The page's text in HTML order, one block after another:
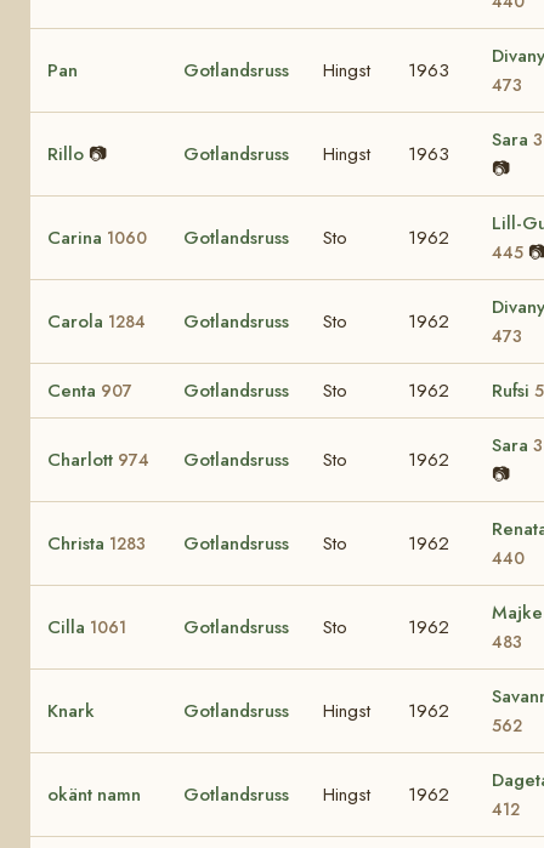
Pan Gotlandsruss Hingst 1963
Divany
473
Rillo 📷 Gotlandsruss Hingst 1963
Sara
📷
Carina 1060 Gotlandsruss Sto 1962
Lill-
445
Carola 1284 Gotlandsruss Sto 1962
Divany
473
Centa 907 Gotlandsruss Sto 1962 Rufsi
Charlott 974 Gotlandsruss Sto 1962
Sara
📷
Christa 1283 Gotlandsruss Sto 1962
440
Cilla 1061 Gotlandsruss Sto 1962
483
Knark Gotlandsruss Hingst 1962
562
okänt namn Gotlandsruss Hingst 1962
412